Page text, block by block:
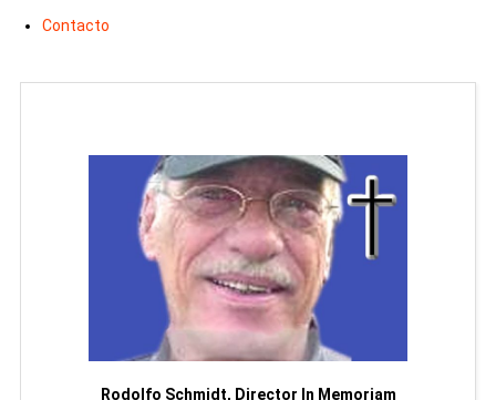
Contacto
Rodolfo Schmidt, Director In Memoriam